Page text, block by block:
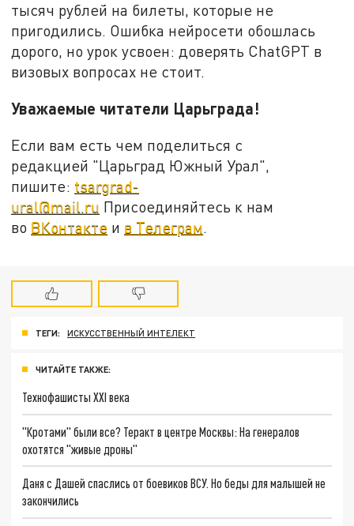
тысяч рублей на билеты, которые не
пригодились. Ошибка нейросети обошлась
дорого, но урок усвоен: доверять ChatGPT в
визовых вопросах не стоит.
Уважаемые читатели Царьграда!
Если вам есть чем поделиться с
редакцией "Царьград Южный Урал",
пишите: tsargrad-
ural@mail.ru Присоединяйтесь к нам
во ВКонтакте и в Телеграм
ТЕГИ: ИСКУССТВЕННЫЙ ИНТЕЛЕКТ
ЧИТАЙТЕ ТАКЖЕ:
Технофашисты XXI века
"Кротами" были все? Теракт в центре Москвы: На генералов
охотятся "живые дроны"
Даня с Дашей спаслись от боевиков ВСУ. Но беды для малышей не
закончились